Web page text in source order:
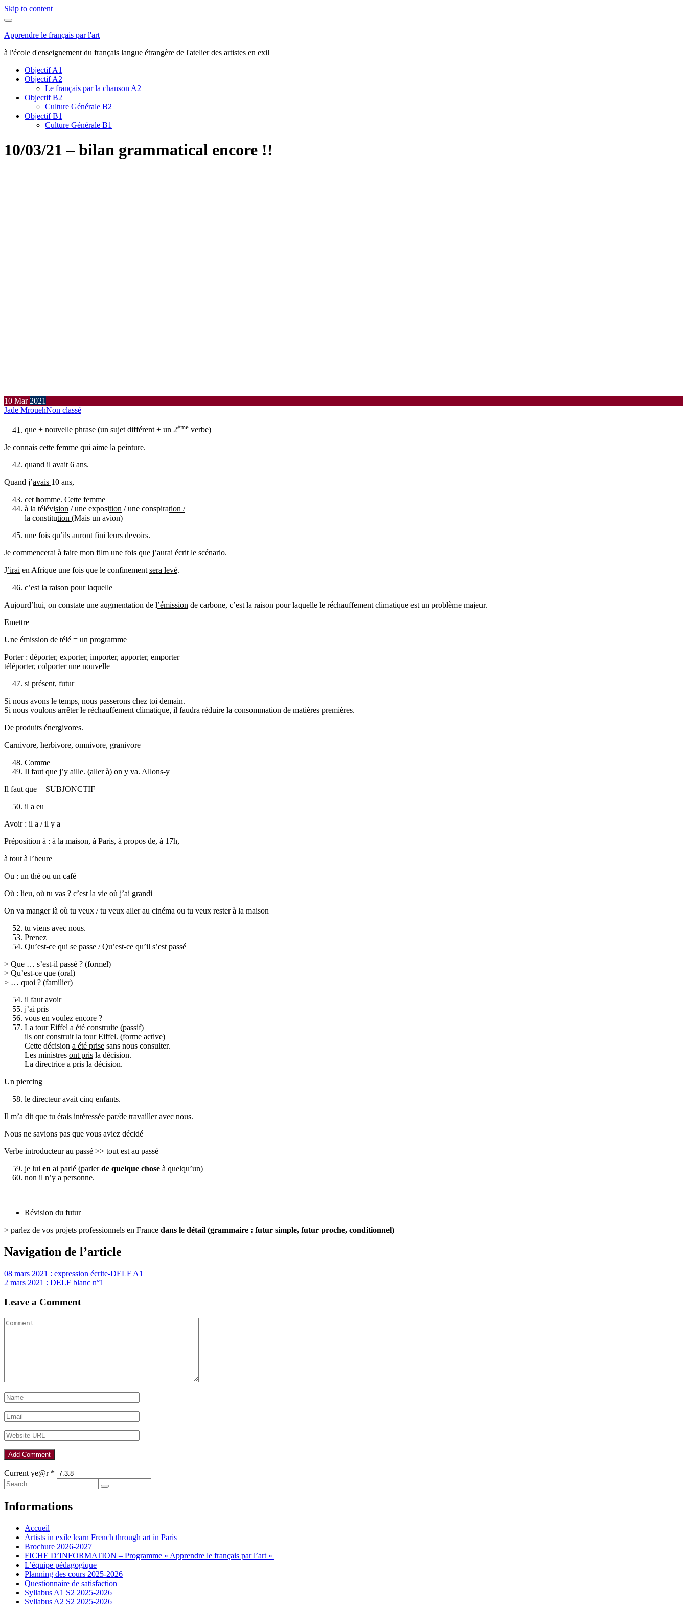
Skip to content
Apprendre le français par l'art
à l'école d'enseignement du français langue étrangère de l'atelier des artistes en exil
Objectif A1
Objectif A2
Le français par la chanson A2
Objectif B2
Culture Générale B2
Objectif B1
Culture Générale B1
10/03/21 – bilan grammatical encore !!
10 Mar2021
Jade MrouehNon classé
que + nouvelle phrase (un sujet différent + un 2ème verbe)
Je connais cette femme qui aime la peinture.
quand il avait 6 ans.
Quand j’avais 10 ans,
cet homme. Cette femme
à la télévision / une exposition / une conspiration /
la constitution (Mais un avion)
une fois qu’ils auront fini leurs devoirs.
Je commencerai à faire mon film une fois que j’aurai écrit le scénario.
J’irai en Afrique une fois que le confinement sera levé.
c’est la raison pour laquelle
Aujourd’hui, on constate une augmentation de l’émission de carbone, c’est la raison pour laquelle le réchauffement climatique est un problème majeur.
Emettre
Une émission de télé = un programme
Porter : déporter, exporter, importer, apporter, emporter
téléporter, colporter une nouvelle
si présent, futur
Si nous avons le temps, nous passerons chez toi demain.
Si nous voulons arrêter le réchauffement climatique, il faudra réduire la consommation de matières premières.
De produits énergivores.
Carnivore, herbivore, omnivore, granivore
Comme
Il faut que j’y aille. (aller à) on y va. Allons-y
Il faut que + SUBJONCTIF
il a eu
Avoir : il a / il y a
Préposition à : à la maison, à Paris, à propos de, à 17h,
à tout à l’heure
Ou : un thé ou un café
Où : lieu, où tu vas ? c’est la vie où j’ai grandi
On va manger là où tu veux / tu veux aller au cinéma ou tu veux rester à la maison
tu viens avec nous.
Prenez
Qu’est-ce qui se passe / Qu’est-ce qu’il s’est passé
> Que … s’est-il passé ? (formel)
> Qu’est-ce que (oral)
> … quoi ? (familier)
il faut avoir
j’ai pris
vous en voulez encore ?
La tour Eiffel a été construite (passif)
ils ont construit la tour Eiffel. (forme active)
Cette décision a été prise sans nous consulter.
Les ministres ont pris la décision.
La directrice a pris la décision.
Un piercing
le directeur avait cinq enfants.
Il m’a dit que tu étais intéressée par/de travailler avec nous.
Nous ne savions pas que vous aviez décidé
Verbe introducteur au passé >> tout est au passé
je lui en ai parlé (parlerde quelque chose à quelqu’un)
non il n’y a personne.
Révision du futur
> parlez de vos projets professionnels en France dans le détail (grammaire : futur simple, futur proche, conditionnel)
Navigation de l’article
08 mars 2021 : expression écrite-DELF A1
2 mars 2021 : DELF blanc n°1
Leave a Comment
Current ye@r *
Informations
Accueil
Artists in exile learn French through art in Paris
Brochure 2026-2027
FICHE D’INFORMATION – Programme « Apprendre le français par l’art »
L’équipe pédagogique
Planning des cours 2025-2026
Questionnaire de satisfaction
Syllabus A1 S2 2025-2026
Syllabus A2 S2 2025-2026